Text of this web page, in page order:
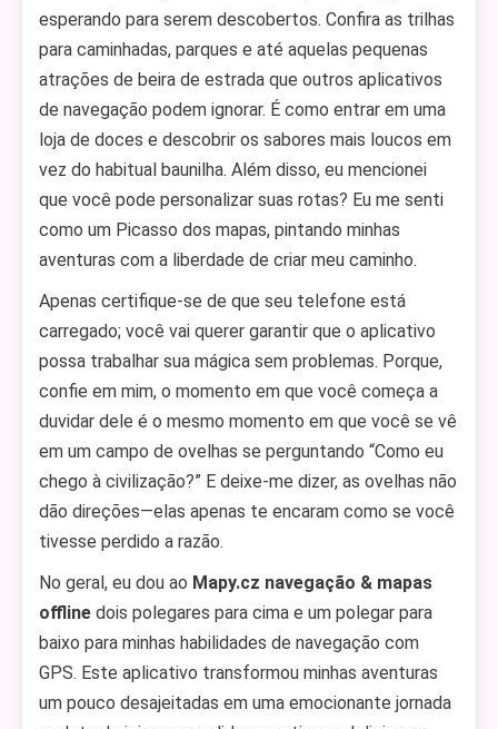
esperando para serem descobertos. Confira as trilhas
para caminhadas, parques e até aquelas pequenas
atrações de beira de estrada que outros aplicativos
de navegação podem ignorar. É como entrar em uma
loja de doces e descobrir os sabores mais loucos em
vez do habitual baunilha. Além disso, eu mencionei
que você pode personalizar suas rotas? Eu me senti
como um Picasso dos mapas, pintando minhas
aventuras com a liberdade de criar meu caminho.
Apenas certifique-se de que seu telefone está
carregado; você vai querer garantir que o aplicativo
possa trabalhar sua mágica sem problemas. Porque,
confie em mim, o momento em que você começa a
duvidar dele é o mesmo momento em que você se vê
em um campo de ovelhas se perguntando “Como eu
chego à civilização?” E deixe-me dizer, as ovelhas não
dão direções—elas apenas te encaram como se você
tivesse perdido a razão.
No geral, eu dou ao Mapy.cz navegação & mapas
offline dois polegares para cima e um polegar para
baixo para minhas habilidades de navegação com
GPS. Este aplicativo transformou minhas aventuras
um pouco desajeitadas em uma emocionante jornada